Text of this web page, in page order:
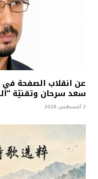
عن انقلاب الصفحة في
سعد سرحان وتقنيّة
2 أغسطس 2026